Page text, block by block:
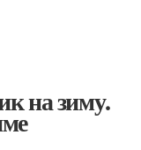
на зиму.